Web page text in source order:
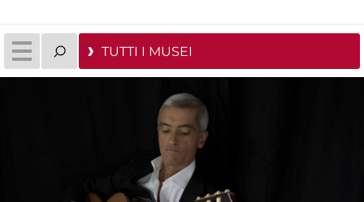
TUTTI I MUSEI